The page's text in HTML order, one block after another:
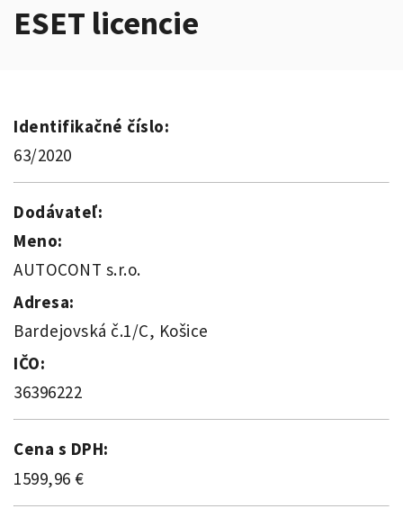
ESET licencie
Identifikačné číslo:
63/2020
Dodávateľ:
Meno:
AUTOCONT s.r.o.
Adresa:
Bardejovská č.1/C, Košice
IČO:
36396222
Cena s DPH:
1599,96 €